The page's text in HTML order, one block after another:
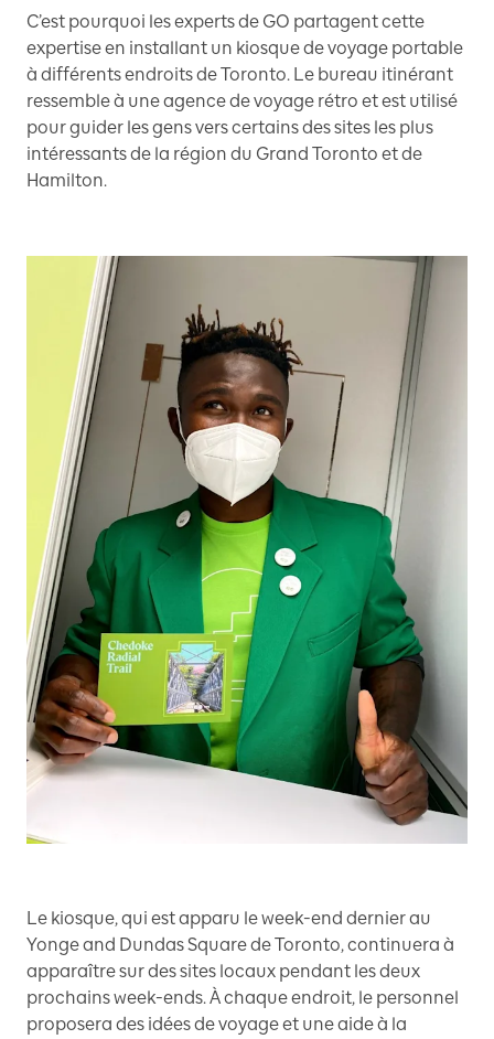
C’est pourquoi les experts de GO partagent cette
expertise en installant un kiosque de voyage portable
à différents endroits de Toronto. Le bureau itinérant
ressemble à une agence de voyage rétro et est utilisé
pour guider les gens vers certains des sites les plus
intéressants de la région du Grand Toronto et de
Hamilton.
Le kiosque, qui est apparu le week-end dernier au
Yonge and Dundas Square de Toronto, continuera à
apparaître sur des sites locaux pendant les deux
prochains week-ends. À chaque endroit, le personnel
proposera des idées de voyage et une aide à la